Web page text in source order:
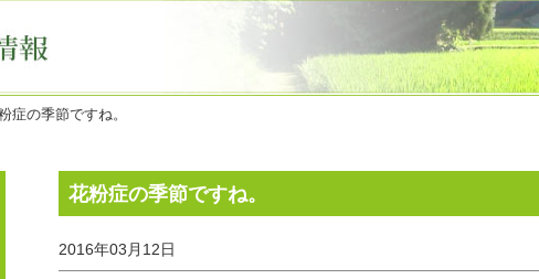
症の季節ですね。
花粉症の季節ですね。
2016年03月12日